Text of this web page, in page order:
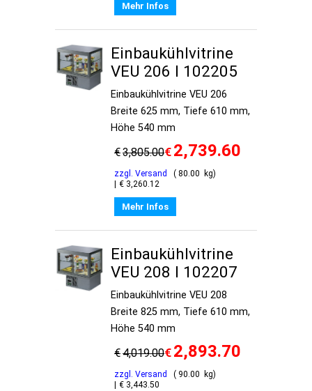
Mehr Infos
Einbaukühlvitrine
VEU 206 I 102205
Einbaukühlvitrine VEU 206
Breite 625 mm, Tiefe 610 mm,
Höhe 540 mm
€3,805.00€ 2,739.60
zzgl. Versand 80.00
kg
€ 3,260.12
Mehr Infos
Einbaukühlvitrine
VEU 208 I 102207
Einbaukühlvitrine VEU 208
Breite 825 mm, Tiefe 610 mm,
Höhe 540 mm
€4,019.00€ 2,893.70
zzgl. Versand 90.00
kg
€ 3,443.50